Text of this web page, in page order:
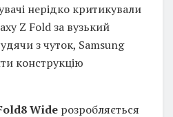
нерідко критикували
Z Fold за вузький
з чуток, Samsung
конструкцію
Wide розробляється